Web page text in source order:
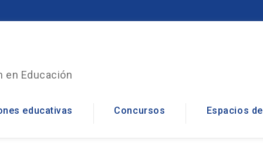
en Educación
educativas Concursos Espacios